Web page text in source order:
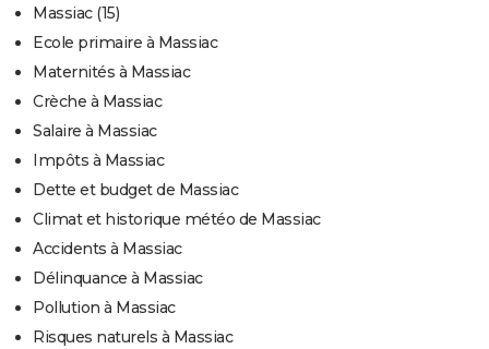
Massiac (15)
Ecole primaire à Massiac
Maternités à Massiac
Crèche à Massiac
Salaire à Massiac
Impôts à Massiac
Dette et budget de Massiac
Climat et historique météo de Massiac
Accidents à Massiac
Délinquance à Massiac
Pollution à Massiac
Risques naturels à Massiac